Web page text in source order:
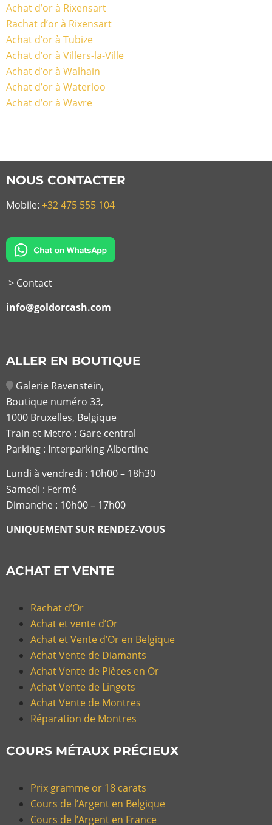
Achat d’or à Rixensart
Rachat d’or à Rixensart
Achat d’or à Tubize
Achat d’or à Villers-la-Ville
Achat d’or à Walhain
Achat d’or à Waterloo
Achat d’or à Wavre
NOUS CONTACTER
Mobile: +32 475 555 104
> Contact
info@goldorcash.com
ALLER EN BOUTIQUE
Galerie Ravenstein,
Boutique numéro 33,
1000 Bruxelles, Belgique
Train et Metro : Gare central
Parking : Interparking Albertine
Lundi à vendredi : 10h00 – 18h30
Samedi : Fermé
Dimanche : 10h00 – 17h00
UNIQUEMENT SUR RENDEZ-VOUS
ACHAT ET VENTE
Rachat d’Or
Achat et vente d’Or
Achat et Vente d’Or en Belgique
Achat Vente de Diamants
Achat Vente de Pièces en Or
Achat Vente de Lingots
Achat Vente de Montres
Réparation de Montres
COURS MÉTAUX PRÉCIEUX
Prix gramme or 18 carats
Cours de l’Argent en Belgique
Cours de l’Argent en France